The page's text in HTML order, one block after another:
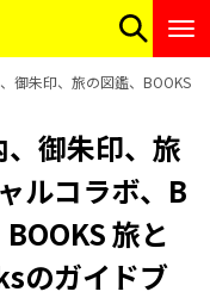
御朱印、旅の図鑑、BOOKS
御朱印、旅
ルコラボ、B
旅と
のガイドブ